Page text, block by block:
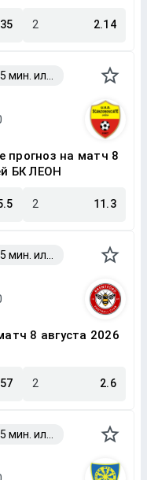
2 2.14
прогноз на матч 8
БК ЛЕОН
2 11.3
8 августа 2026
2 2.6